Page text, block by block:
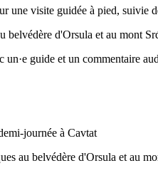
une visite guidée à pied, suivie
belvédère d'Orsula et au mont
un·e guide et un commentaire
journée à Cavtat
au belvédère d'Orsula et au